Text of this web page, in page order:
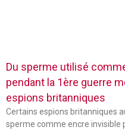
Du sperme utilisé
pendant la 1ère guerre
espions britanniques
Certains espions britanniques
sperme comme encre invisible